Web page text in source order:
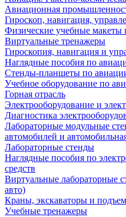
Авиационная
Гироскоп, навигация,
Физические учебные макеты
Виртуальные тренажеры
Гироскопия, навигация и
Наглядные пособия по
Стенды-планшеты по
Учебное оборудование по
Горная отрасль
Электрооборудование и
Диагностика
Лабораторные модульные
автомобилей и
Лабораторные стенды
Наглядные пособия по
средств
Виртуальные лабораторные
авто)
Краны, экскаваторы и
Учебные тренажеры